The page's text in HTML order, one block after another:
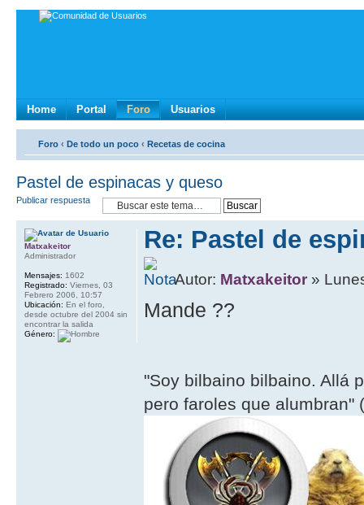
Home Portal Foro Usuarios
Foro ‹ De todo un poco ‹ Recetas de cocina
Pastel de espinacas y queso
Publicar respuesta
Re: Pastel de
Autor: Matxakeitor »
Mande ??
"Soy bilbaino bilbaino. Allá
pero faroles que alumbran"
Matxakeitor
Administrador
Mensajes: 1602
Registrado: Viernes, 03
Febrero 2006, 10:57
Ubicación: En el foro,
desde octubre del 2004 sin
encontrar la salida
Género: